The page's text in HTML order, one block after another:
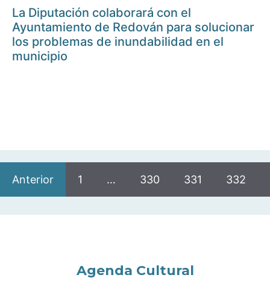
La Diputación colaborará con el
Ayuntamiento de Redován para solucionar
los problemas de inundabilidad en el
municipio
Anterior 1 … 330 331 332
Agenda Cultural